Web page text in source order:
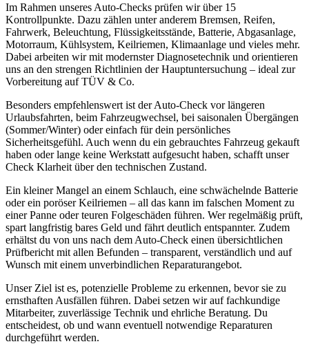
Im Rahmen unseres Auto-Checks prüfen wir über 15
Kontrollpunkte. Dazu zählen unter anderem Bremsen, Reifen,
Fahrwerk, Beleuchtung, Flüssigkeitsstände, Batterie, Abgasanlage,
Motorraum, Kühlsystem, Keilriemen, Klimaanlage und vieles mehr.
Dabei arbeiten wir mit modernster Diagnosetechnik und orientieren
uns an den strengen Richtlinien der Hauptuntersuchung – ideal zur
Vorbereitung auf TÜV & Co.
Besonders empfehlenswert ist der Auto-Check vor längeren
Urlaubsfahrten, beim Fahrzeugwechsel, bei saisonalen Übergängen
(Sommer/Winter) oder einfach für dein persönliches
Sicherheitsgefühl. Auch wenn du ein gebrauchtes Fahrzeug gekauft
haben oder lange keine Werkstatt aufgesucht haben, schafft unser
Check Klarheit über den technischen Zustand.
Ein kleiner Mangel an einem Schlauch, eine schwächelnde Batterie
oder ein poröser Keilriemen – all das kann im falschen Moment zu
einer Panne oder teuren Folgeschäden führen. Wer regelmäßig prüft,
spart langfristig bares Geld und fährt deutlich entspannter. Zudem
erhältst du von uns nach dem Auto-Check einen übersichtlichen
Prüfbericht mit allen Befunden – transparent, verständlich und auf
Wunsch mit einem unverbindlichen Reparaturangebot.
Unser Ziel ist es, potenzielle Probleme zu erkennen, bevor sie zu
ernsthaften Ausfällen führen. Dabei setzen wir auf fachkundige
Mitarbeiter, zuverlässige Technik und ehrliche Beratung. Du
entscheidest, ob und wann eventuell notwendige Reparaturen
durchgeführt werden.